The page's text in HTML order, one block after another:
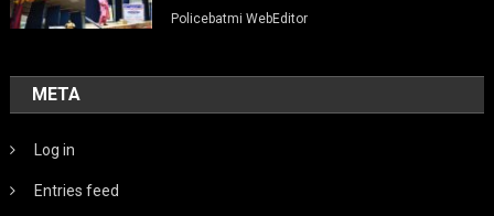
Policebatmi WebEditor
META
Log in
Entries feed